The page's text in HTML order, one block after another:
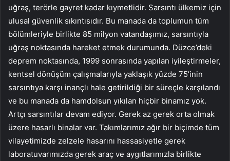
uğraş, terörle gayret kadar kıymetlidir. Sarsıntı ülkemiz için
ulusal güvenlik sıkıntısıdır. Bu manada da toplumun tüm
bölümleriyle birlikte 85 milyon vatandaşımız, sarsıntıyla
uğraş noktasında hareket etmek durumunda. Düzce’deki
deprem noktasında, 1999 sonrasında yapılan iyileştirmeler,
kentsel dönüşüm çalışmalarıyla yaklaşık yüzde 75’inin
sarsıntıya karşı inançlı hale getirildiği bir süreçle karşılandı
ve bu manada da hamdolsun yıkılan hiçbir binamız yok.
Artçı sarsıntılar devam ediyor. Gerek az gerek orta olmak
üzere hasarlı binalar var. Takımlarımız ağır bir biçimde tüm
vilayetimizde zelzele hasarını hassasiyetle gerek
laboratuvarımızda gerek araç ve aygıtlarımızla birlikte